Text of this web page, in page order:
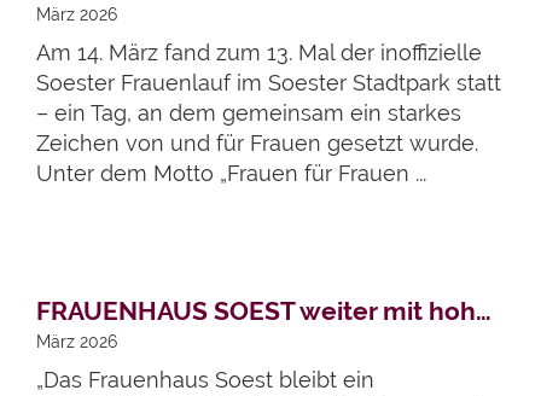
März 2026
Am 14. März fand zum 13. Mal der inoffizielle
Soester Frauenlauf im Soester Stadtpark statt
– ein Tag, an dem gemeinsam ein starkes
Zeichen von und für Frauen gesetzt wurde.
Unter dem Motto „Frauen für Frauen ...
Artikel lesen FRAUENHAUS SOEST weiter mit hoher Nachfrage
März 2026
„Das Frauenhaus Soest bleibt ein